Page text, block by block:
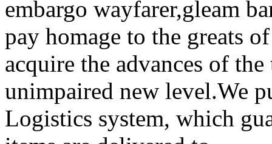
embargo wayfarer,gleam
pay homage to the greats
acquire the advances of
unimpaired new level.We
Logistics system, which